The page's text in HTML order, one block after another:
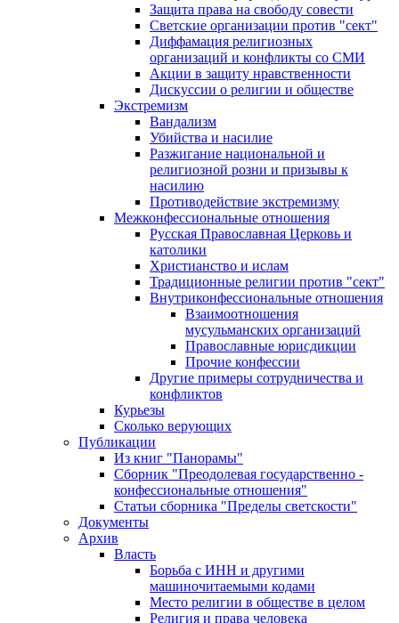
Защита права на свободу совести
Светские организации против "сект"
Диффамация религиозных
организаций и конфликты со СМИ
Акции в защиту нравственности
Дискуссии о религии и обществе
Экстремизм
Вандализм
Убийства и насилие
Разжигание национальной и
религиозной розни и призывы к
насилию
Противодействие экстремизму
Межконфессиональные отношения
Русская Православная Церковь и
католики
Христианство и ислам
Традиционные религии против "сект"
Внутриконфессиональные отношения
Взаимоотношения
мусульманских организаций
Православные юрисдикции
Прочие конфессии
Другие примеры сотрудничества и
конфликтов
Курьезы
Сколько верующих
Публикации
Из книг "Панорамы"
Сборник "Преодолевая государственно -
конфессиональные отношения"
Статьи сборника "Пределы светскости"
Документы
Архив
Власть
Борьба с ИНН и другими
машиночитаемыми кодами
Место религии в обществе в целом
Религия и права человека